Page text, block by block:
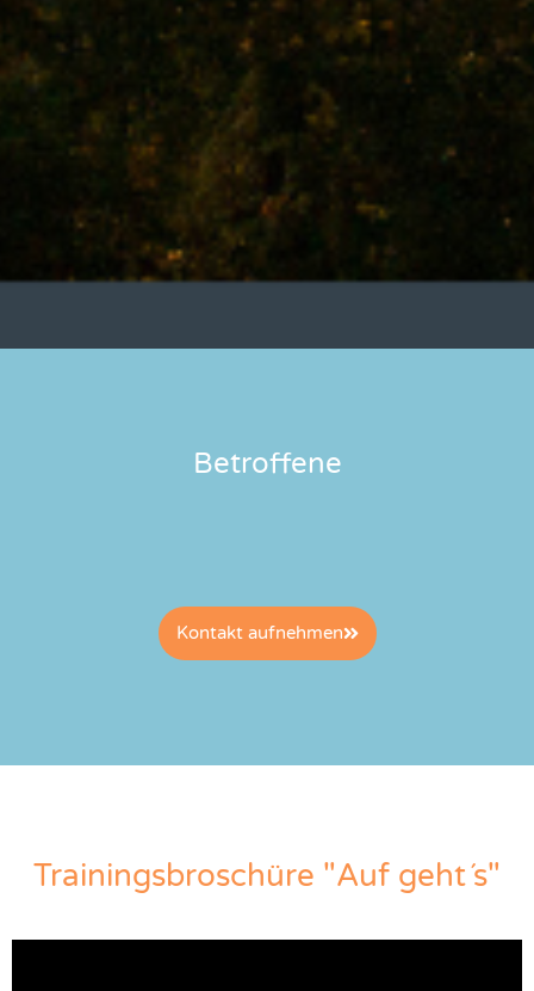
Betroffene
Kontakt aufnehmen
Trainingsbroschüre "Auf geht´s"